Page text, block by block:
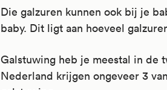
Die galzuren kunnen ook bij je
baby. Dit ligt aan hoeveel
Galstuwing heb je meestal in de
Nederland krijgen ongeveer 3